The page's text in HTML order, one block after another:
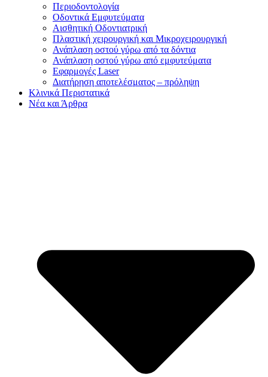
Περιοδοντολογία
Οδοντικά Εμφυτεύματα
Αισθητική Οδοντιατρική
Πλαστική χειρουργική και Μικροχειρουργική
Ανάπλαση οστού γύρω από τα δόντια
Ανάπλαση οστού γύρω από εμφυτεύματα
Εφαρμογές Laser
Διατήρηση αποτελέσματος – πρόληψη
Κλινικά Περιστατικά
Νέα και Άρθρα